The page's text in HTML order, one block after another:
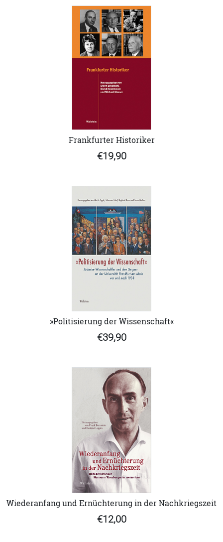
Frankfurter Historiker
€19,90
»Politisierung der Wissenschaft«
€39,90
Wiederanfang und Ernüchterung in der Nachkriegszeit
€12,00